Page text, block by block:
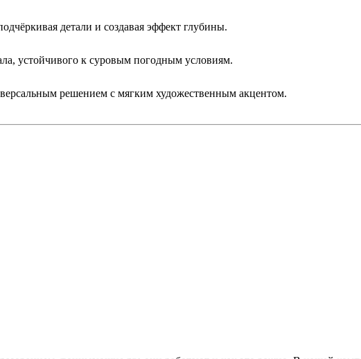
детали и создавая эффект глубины.
устойчивого к суровым погодным условиям.
решением с мягким художественным акцентом.